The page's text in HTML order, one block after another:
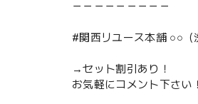
－－－－－－－－－
#関西リユース本舗 ○○（
→セット割引あり！
お気軽にコメント下さい！